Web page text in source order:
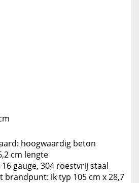
hoogwaardig beton
cm lengte
gauge, 304 roestvrij staal
brandpunt: ik typ 105 cm x 28,7